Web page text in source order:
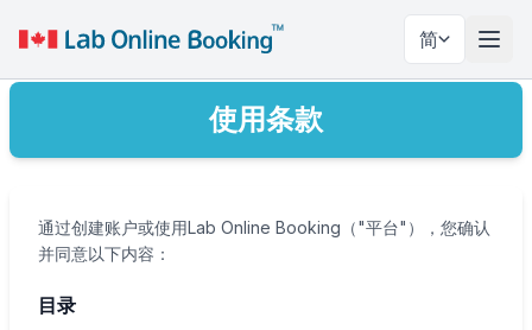
简
切换
使用条款
通过创建账户或使用Lab Online Booking（"平台"），您确认
并同意以下内容：
目录